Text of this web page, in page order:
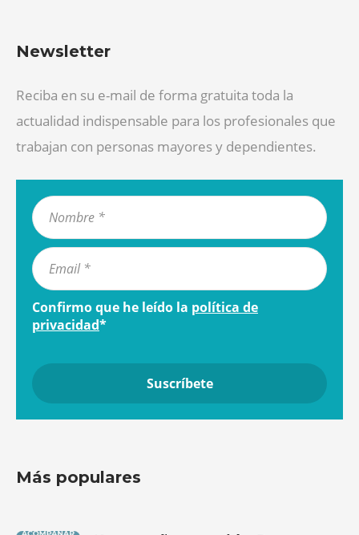
Newsletter
Reciba en su e-mail de forma gratuita toda la
actualidad indispensable para los profesionales que
trabajan con personas mayores y dependientes.
Confirmo que he leído la política de
privacidad*
Más populares